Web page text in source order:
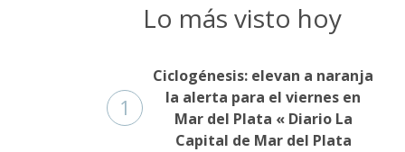
Lo más visto hoy
1
Ciclogénesis: elevan a naranja
la alerta para el viernes en
Mar del Plata « Diario La
Capital de Mar del Plata